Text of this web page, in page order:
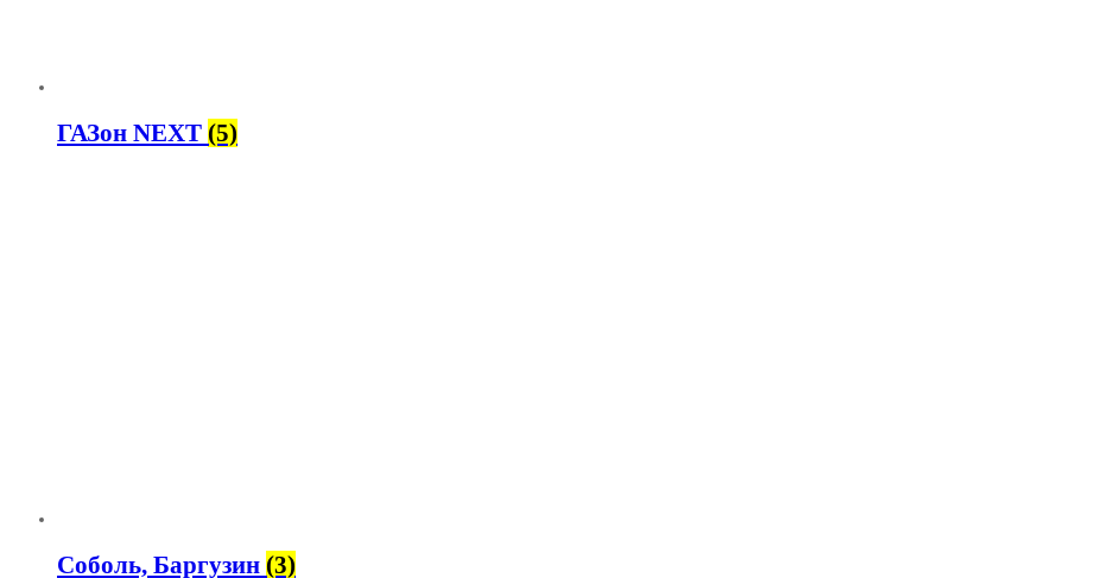
ГАЗон NEXT (5)
Соболь, Баргузин (3)